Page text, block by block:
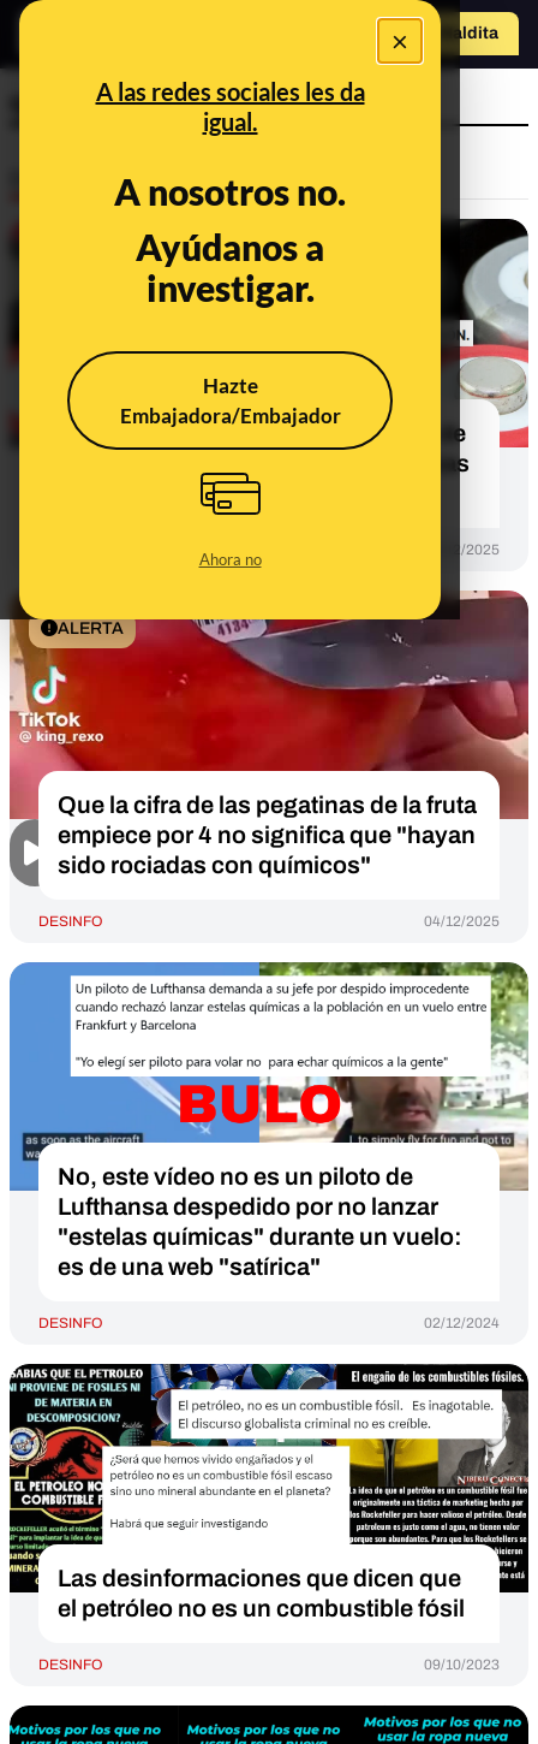
×
A las redes sociales les da
igual.
A nosotros no.
Ayúdanos a
investigar.
Hazte
Embajadora/Embajador
Ahora no
Hazte Maldito
químicos
CONTEXTO
Qué sabemos del supuesto riesgo de
incendio de las baterías de las balizas
11/12/2025
ALERTA
Que la cifra de las pegatinas de la fruta
empiece por 4 no significa que "hayan
sido rociadas con químicos"
DESINFO 04/12/2025
No, este vídeo no es un piloto de
Lufthansa despedido por no lanzar
"estelas químicas" durante un vuelo:
es de una web "satírica"
DESINFO 02/12/2024
Las desinformaciones que dicen que
el petróleo no es un combustible fósil
DESINFO 09/10/2023